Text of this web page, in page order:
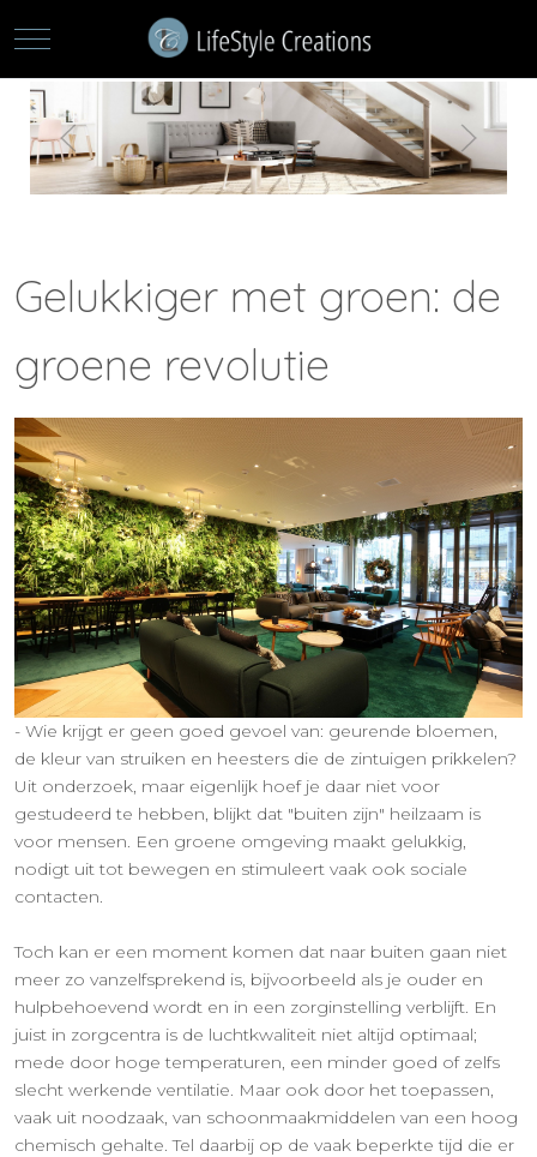
Mobile Menu Toggle
Gelukkiger met groen: de
groene revolutie
- Wie krijgt er geen goed gevoel van: geurende bloemen,
de kleur van struiken en heesters die de zintuigen prikkelen?
Uit onderzoek, maar eigenlijk hoef je daar niet voor
gestudeerd te hebben, blijkt dat "buiten zijn" heilzaam is
voor mensen. Een groene omgeving maakt gelukkig,
nodigt uit tot bewegen en stimuleert vaak ook sociale
contacten.
Toch kan er een moment komen dat naar buiten gaan niet
meer zo vanzelfsprekend is, bijvoorbeeld als je ouder en
hulpbehoevend wordt en in een zorginstelling verblijft. En
juist in zorgcentra is de luchtkwaliteit niet altijd optimaal;
mede door hoge temperaturen, een minder goed of zelfs
slecht werkende ventilatie. Maar ook door het toepassen,
vaak uit noodzaak, van schoonmaakmiddelen van een hoog
chemisch gehalte. Tel daarbij op de vaak beperkte tijd die er